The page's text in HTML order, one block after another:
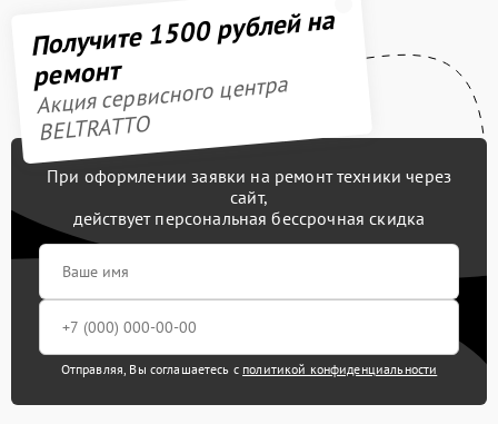
Получите 1500 рублей на
ремонт
Акция сервисного центра
BELTRATTO
При оформлении заявки на ремонт техники через
сайт,
действует персональная бессрочная скидка
Отправляя, Вы соглашаетесь с политикой конфиденциальности